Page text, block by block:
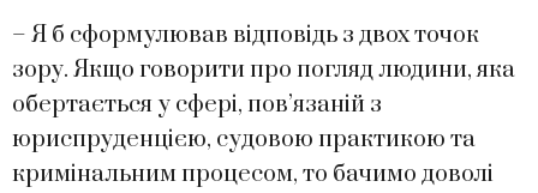
– Я б сформулював відповідь з двох точок
зору. Якщо говорити про погляд людини, яка
обертається у сфері, пов’язаній з
юриспруденцією, судовою практикою та
кримінальним процесом, то бачимо доволі